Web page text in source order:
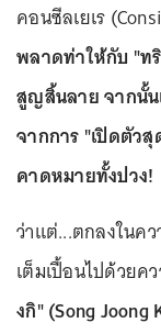
คอนซีลเยเร
พลาดท่าให้กับ "ท
สูญสิ้นลายจากนั้
จากการ "เปิดตัว
คาดหมายทั้งปวง!
ว่าแต่...ตกลงในค
เต็มเปื้อนไปด้วยค
งกิ"(Song Joong